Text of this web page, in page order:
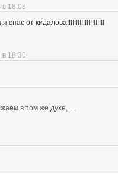
18:08
спас от кидалова!!!!!!!!!!!!!!!!!!!!!
18:30
в том же духе, …